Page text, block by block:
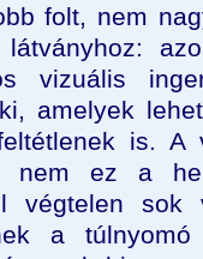
folt, nem
vizuális
amelyek
is. A
nem ez a
végtelen sok
a